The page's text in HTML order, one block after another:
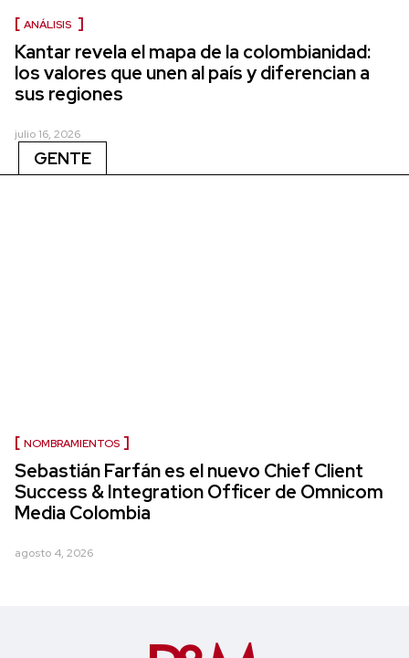
ANÁLISIS
Kantar revela el mapa de la colombianidad:
los valores que unen al país y diferencian a
sus regiones
julio 16, 2026
GENTE
NOMBRAMIENTOS
Sebastián Farfán es el nuevo Chief Client
Success & Integration Officer de Omnicom
Media Colombia
agosto 4, 2026